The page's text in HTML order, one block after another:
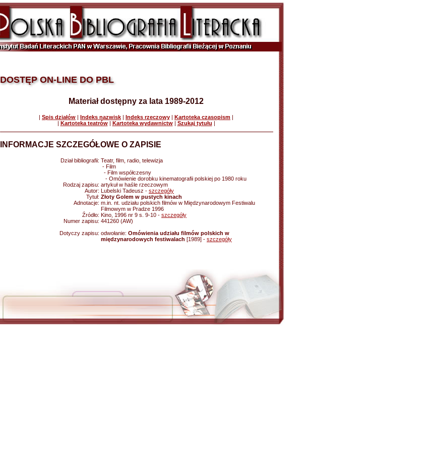
DOSTĘP ON-LINE DO PBL
Materiał dostępny za lata 1989-2012
| Spis działów | Indeks nazwisk | Indeks rzeczowy | Kartoteka czasopism |
| Kartoteka teatrów| Kartoteka wydawnictw| Szukaj tytułu |
INFORMACJE SZCZEGÓŁOWE O ZAPISIE
Dział bibliografii: Teatr, film, radio, telewizja
- Film
- Film współczesny
- Omówienie dorobku kinematografii polskiej po 1980 roku
Rodzaj zapisu: artykuł w haśle rzeczowym
Autor: Lubelski Tadeusz - szczegóły
Tytuł: Złoty Golem w pustych kinach
Adnotacje: m.in. nt. udziału polskich filmów w Międzynarodowym Festiwalu
Filmowym w Pradze 1996
Źródło: Kino, 1996 nr 9 s. 9-10 - szczegóły
Numer zapisu: 441260 (AW)
Dotyczy zapisu: odwołanie: Omówienia udziału filmów polskich w
międzynarodowych festiwalach [1989] - szczegóły